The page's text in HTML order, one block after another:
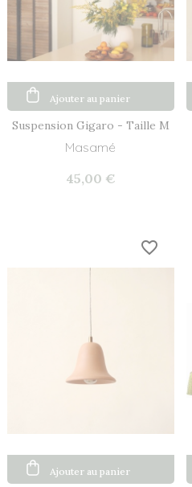
Suspension Gigaro - Taille M
Masamé
45,00 €
Ajouter au panier
Ajouter au panier
favorite_border